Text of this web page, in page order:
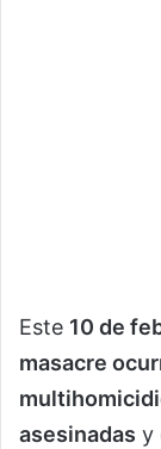
Este 10 de
masacre
asesinadas y